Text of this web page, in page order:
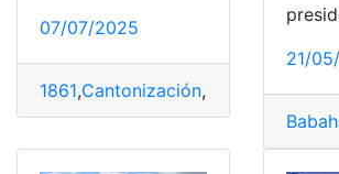
07/07/2025
1861,Cantonización, Cotacachi,Julio
21/